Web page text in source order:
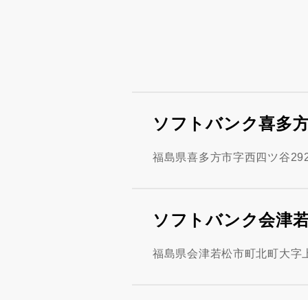
ソフトバンク喜多
福島県喜多方市字西四ツ谷
ソフトバンク会津
福島県会津若松市町北町大字